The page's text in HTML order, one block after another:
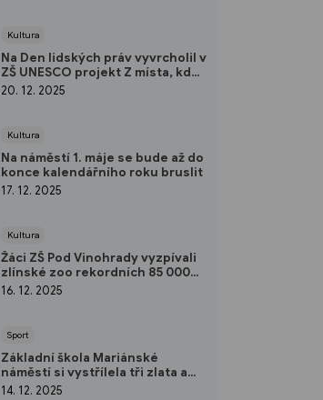
Kultura
Na Den lidských práv vyvrcholil v
ZŠ UNESCO projekt Z místa, kde
žijeme
20. 12. 2025
Kultura
Na náměstí 1. máje se bude až do
konce kalendářního roku bruslit
17. 12. 2025
Kultura
Žáci ZŠ Pod Vinohrady vyzpívali
zlínské zoo rekordních 85 000
korun
16. 12. 2025
Sport
Základní škola Mariánské
náměstí si vystřílela tři zlata a
jedno stříbro
14. 12. 2025